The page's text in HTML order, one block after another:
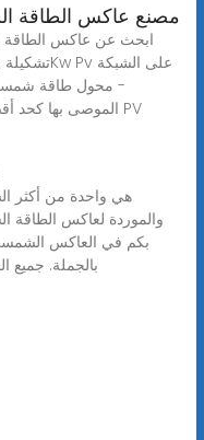
مصنع عاكس الطاقة
ابحث عن عاكس الطاقة
- محول طاقة
والموردة لعاكس الطاقة
بكم في العاكس الشمسي
بالجملة. جميع